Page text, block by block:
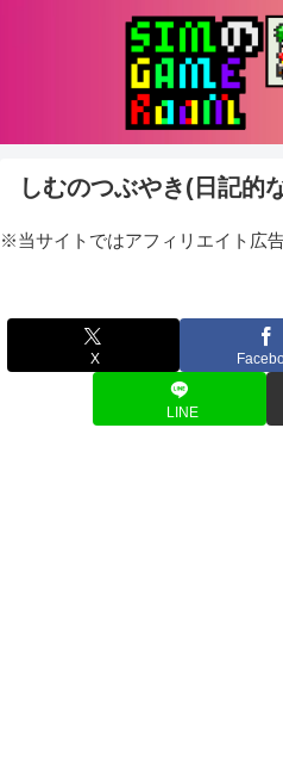
しむのつぶやき(日記的
※当サイトではアフィリエイト広
X
LINE